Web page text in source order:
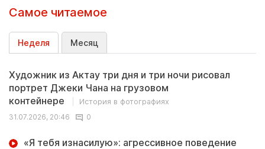
Самое читаемое
Неделя Месяц
Художник из Актау три дня и три ночи рисовал
портрет Джеки Чана на грузовом
контейнере
История в фотографиях
31.07.2026, 20:46
0
«Я тебя изнасилую»: агрессивное поведение